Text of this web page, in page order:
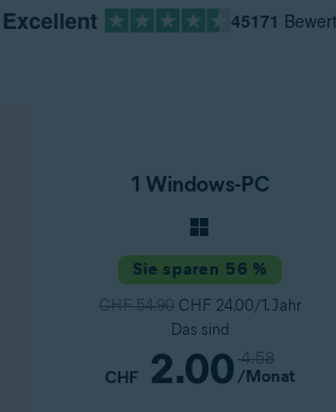
Excellent 45171
1 Windows-PC
Sie sparen 56 %
CHF 54.90 CHF 24.00/1. Jahr
Das sind
CHF 2.004.58
/Monat